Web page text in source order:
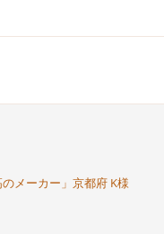
メーカー」京都府 K様